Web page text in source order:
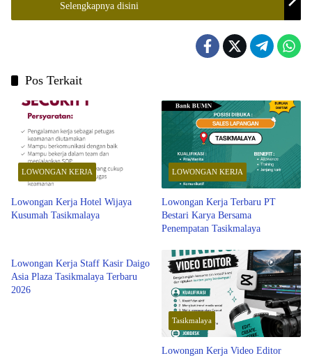
Selengkapnya disini
Pos Terkait
LOWONGAN KERJA
Lowongan Kerja Hotel Wijaya
Kusumah Tasikmalaya
LOWONGAN KERJA
Lowongan Kerja Terbaru PT
Bestari Karya Bersama
Penempatan Tasikmalaya
Lowongan Kerja Staff Kasir Daigo
Asia Plaza Tasikmalaya Terbaru
2026
Tasikmalaya
Lowongan Kerja Video Editor